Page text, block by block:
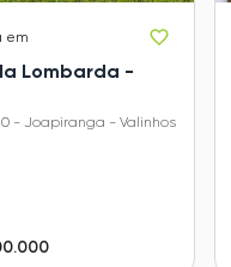
em
Lombarda -
- Joapiranga - Valinhos